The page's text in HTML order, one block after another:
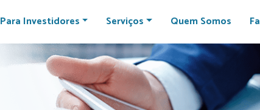
Para Investidores Serviços Quem Somos